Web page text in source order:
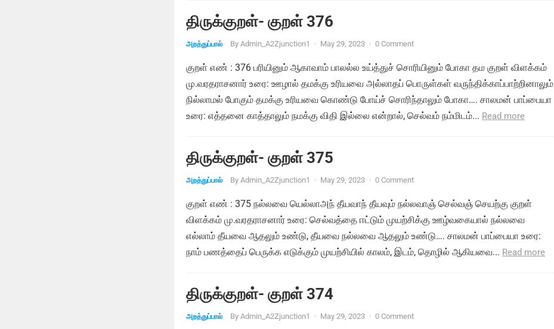
திருக்குறள்- குறள் 376
அறத்துப்பால் By Admin_A2Zjunction1 · May 29, 2023 · 0 Comment
குறள் எண் : 376 பரியினும் ஆகாவாம் பாலல்ல உய்த்துச் சொரியினும் போகா தம குறள் விளக்கம்
மு.வரதராசனார் உரை: ஊழால் தமக்கு உரியவை அல்லாதப் பொருள்கள் வருந்திக்காப்பாற்றினாலும்
நில்லாமல் போகும் தமக்கு உரியவை கொண்டு போய்ச் சொரிந்தாலும் போகா…. சாலமன் பாப்பையா
உரை: எத்தனை காத்தாலும் நமக்கு விதி இல்லை என்றால், செல்வம் நம்மிடம்... Read more
திருக்குறள்- குறள் 375
அறத்துப்பால் By Admin_A2Zjunction1 · May 29, 2023 · 0 Comment
குறள் எண் : 375 நல்லவை யெல்லாஅந் தீயவாந் தீயவும் நல்லவாஞ் செல்வஞ் செயற்கு குறள்
விளக்கம் மு.வரதராசனார் உரை: செல்வத்தை ஈட்டும் முயற்சிக்கு ஊழ்வகையால் நல்லவை
எல்லாம் தீயவை ஆதலும் உண்டு, தீயவை நல்லவை ஆதலும் உண்டு…. சாலமன் பாப்பையா உரை:
நாம் பணத்தைப் பெருக்க எடுக்கும் முயற்சியில் காலம், இடம், தொழில் ஆகியவை... Read more
திருக்குறள்- குறள் 374
அறத்துப்பால் By Admin_A2Zjunction1 · May 29, 2023 · 0 Comment